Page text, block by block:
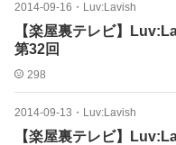
2014-09-16 ・ Luv:Lavish
【楽屋裏テレビ】
第32回
298
2014-09-13 ・ Luv:Lavish
【楽屋裏テレビ】